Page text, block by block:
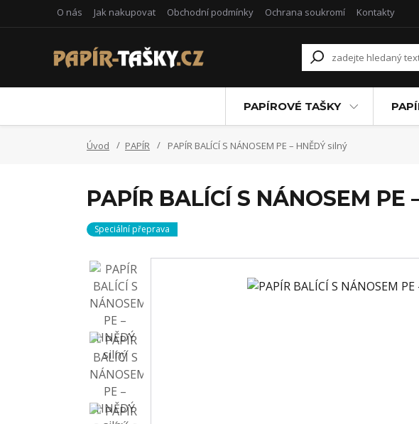
O nás Jak nakupovat Obchodní podmínky Ochrana soukromí Kontakty
PAPÍROVÉ TAŠKY
Úvod PAPÍR PAPÍR BALÍCÍ S NÁNOSEM PE – HNĚDÝ silný
PAPÍR BALÍCÍ S NÁNOSEM PE
Speciální přeprava